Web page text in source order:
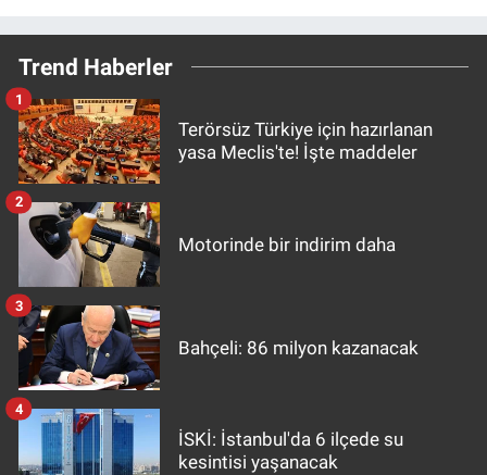
Trend Haberler
Terörsüz Türkiye için hazırlanan
yasa Meclis'te! İşte maddeler
1
Motorinde bir indirim daha
2
Bahçeli: 86 milyon kazanacak
3
İSKİ: İstanbul'da 6 ilçede su
kesintisi yaşanacak
4